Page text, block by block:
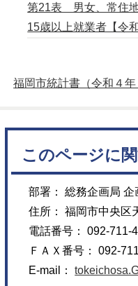
第21表 男女、常住
15歳以上就業者【令
福岡市統計書（令和４
このページに
部署： 総務企画局
住所： 福岡市中央区
電話番号： 092-711-
ＦＡＸ番号： 092-
E-mail：